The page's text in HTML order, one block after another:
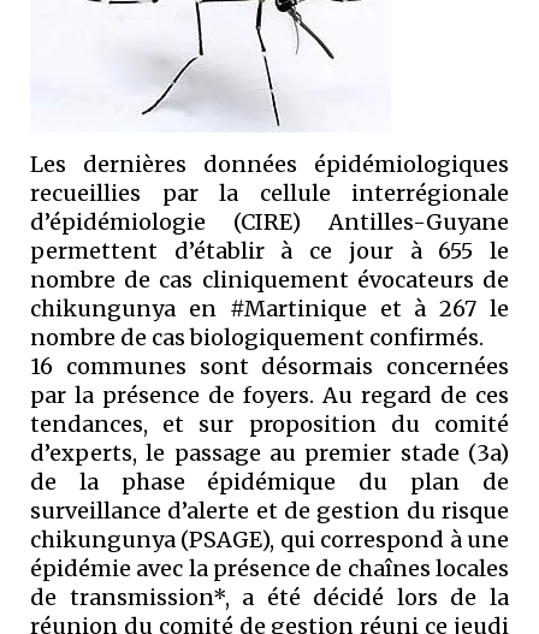
Les dernières données épidémiologiques
recueillies par la cellule interrégionale
d’épidémiologie (CIRE) Antilles-Guyane
permettent d’établir à ce jour à 655 le
nombre de cas cliniquement évocateurs de
chikungunya en #Martinique et à 267 le
nombre de cas biologiquement confirmés.
16 communes sont désormais concernées
par la présence de foyers. Au regard de ces
tendances, et sur proposition du comité
d’experts, le passage au premier stade (3a)
de la phase épidémique du plan de
surveillance d’alerte et de gestion du risque
chikungunya (PSAGE), qui correspond à une
épidémie avec la présence de chaînes locales
de transmission*, a été décidé lors de la
réunion du comité de gestion réuni ce jeudi